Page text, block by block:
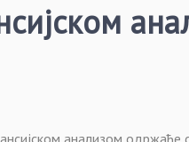
анализом одржаће